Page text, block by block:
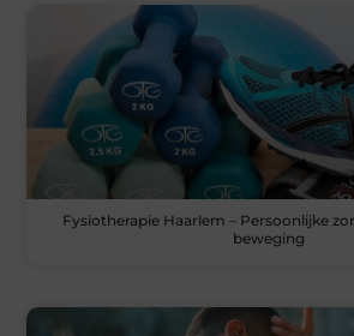
Fysiotherapie Haarlem – Persoonlijke
beweging